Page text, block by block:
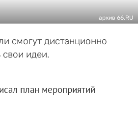
архив 66.RU
смогут дистанционно
идеи.
план мероприятий